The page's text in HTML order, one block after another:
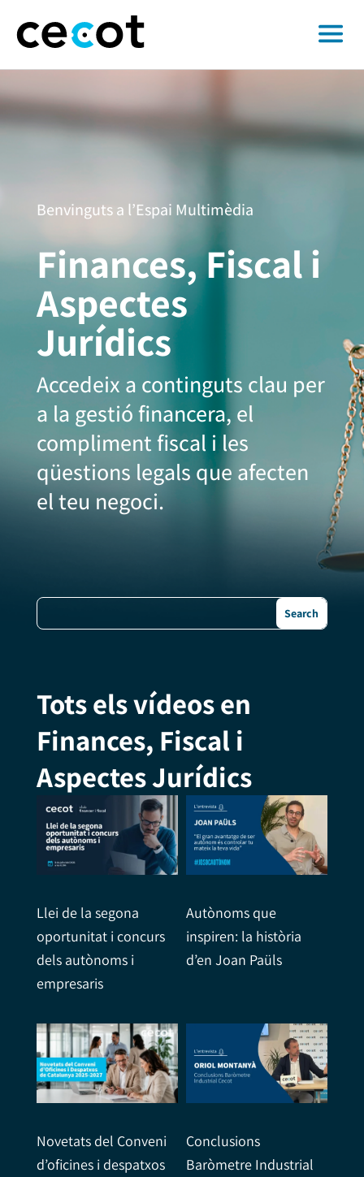
Benvinguts a l’Espai Multimèdia
Finances, Fiscal i
Aspectes
Jurídics
Accedeix a continguts clau per
a la gestió financera, el
compliment fiscal i les
qüestions legals que afecten
el teu negoci.
Tots els vídeos en
Finances, Fiscal i
Aspectes Jurídics
Llei de la segona
oportunitat i concurs
dels autònoms i
empresaris
Autònoms que
inspiren: la història
d’en Joan Paüls
Novetats del Conveni
d’oficines i despatxos
Conclusions
Baròmetre Industrial